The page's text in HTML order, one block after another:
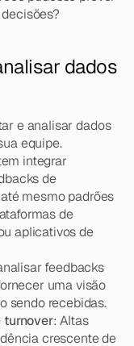
dados
e analisar dados
equipe.
integrar
de
mesmo padrões
de
aplicativos de
feedbacks
uma visão
sendo recebidas.
turnover: Altas
crescente de